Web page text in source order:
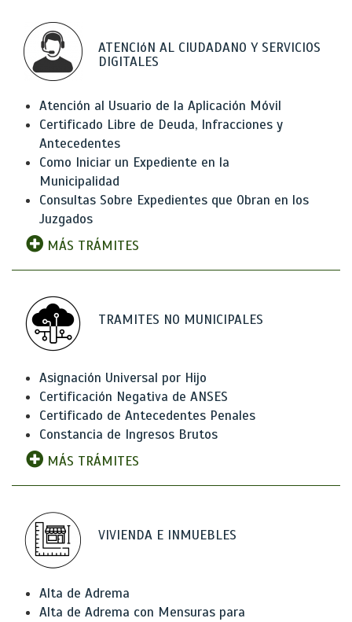
ATENCIóN AL CIUDADANO Y SERVICIOS
DIGITALES
Atención al Usuario de la Aplicación Móvil
Certificado Libre de Deuda, Infracciones y
Antecedentes
Como Iniciar un Expediente en la
Municipalidad
Consultas Sobre Expedientes que Obran en los
Juzgados
MÁS TRÁMITES
TRAMITES NO MUNICIPALES
Asignación Universal por Hijo
Certificación Negativa de ANSES
Certificado de Antecedentes Penales
Constancia de Ingresos Brutos
MÁS TRÁMITES
VIVIENDA E INMUEBLES
Alta de Adrema
Alta de Adrema con Mensuras para